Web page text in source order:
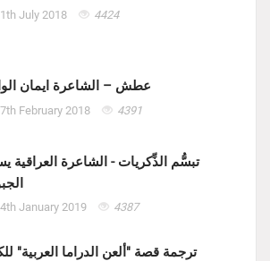
July 2018 4424
عطش – الشاعرة ايمان
February 2018 4391
تبسُّم الذِّكريات - الشاعرة العراقية
January 2019 4387
ترجمة قصة "ألعن الدراما العربية"